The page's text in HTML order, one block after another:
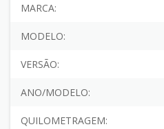
MARCA:
MODELO:
VERSÃO:
ANO/MODELO:
QUILOMETRAGEM: